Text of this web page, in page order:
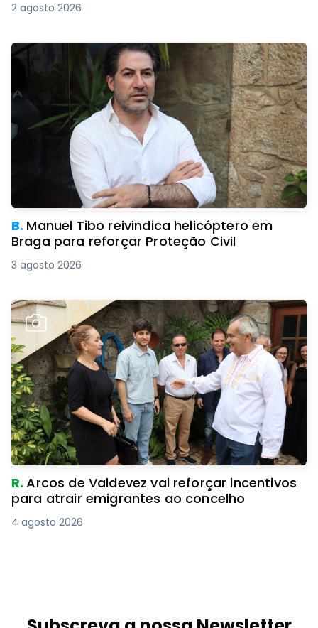
2 agosto 2026
B. Manuel Tibo reivindica helicóptero em
Braga para reforçar Proteção Civil
3 agosto 2026
R.Arcos de Valdevez vai reforçar incentivos
para atrair emigrantes ao concelho
4 agosto 2026